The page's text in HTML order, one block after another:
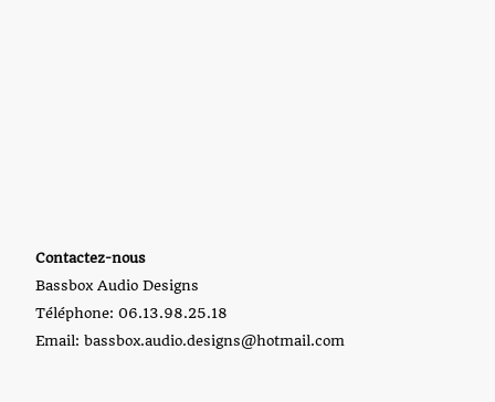
Contactez-nous
Bassbox Audio Designs
Téléphone: 06.13.98.25.18
Email: bassbox.audio.designs@hotmail.com